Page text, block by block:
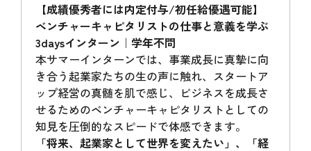
【成績優秀者には内定付与/初任給優遇可能】
ベンチャーキャピタリストの仕事と意義を学ぶ
3daysインターン｜学年不問
本サマーインターンでは、事業成長に真摯に向
き合う起業家たちの生の声に触れ、スタートア
ップ経営の真髄を肌で感じ、ビジネスを成長さ
せるためのベンチャーキャピタリストとしての
知見を圧倒的なスピードで体感できます。
「将来、起業家として世界を変えたい」、「経